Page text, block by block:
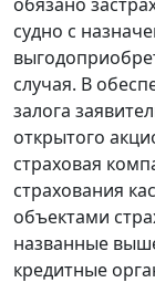
обязано
судно с
случая. В
залога
открытого
страховая
страхования
объектами
названные
кредитные